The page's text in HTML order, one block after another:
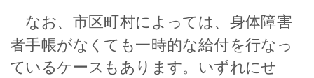
なお、市区町村によっては、身体障害
者手帳がなくても一時的な給付を行なっ
ているケースもあります。いずれにせ